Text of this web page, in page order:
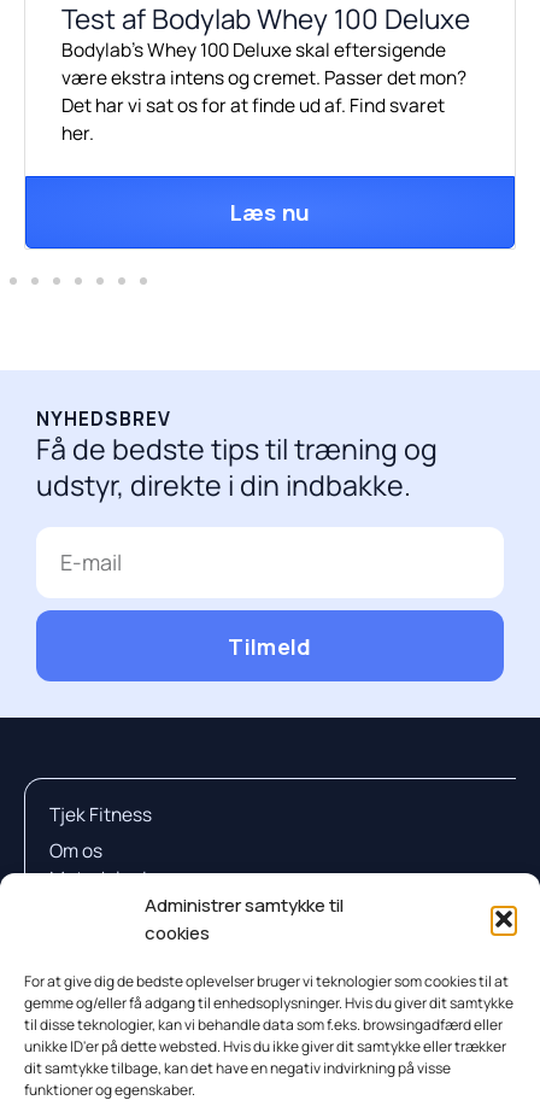
Administrer samtykke til
cookies
For at give dig de bedste oplevelser bruger vi teknologier som cookies til at
gemme og/eller få adgang til enhedsoplysninger. Hvis du giver dit samtykke
til disse teknologier, kan vi behandle data som f.eks. browsingadfærd eller
unikke ID'er på dette websted. Hvis du ikke giver dit samtykke eller trækker
dit samtykke tilbage, kan det have en negativ indvirkning på visse
funktioner og egenskaber.
Test af Bodylab Whey 100 Deluxe
Bodylab's Whey 100 Deluxe skal eftersigende
være ekstra intens og cremet. Passer det mon?
Det har vi sat os for at finde ud af. Find svaret
her.
Læs nu
NYHEDSBREV
Få de bedste tips til træning og
udstyr, direkte i din indbakke.
E-
mail
Tilmeld
Tjek Fitness
Om os
Metodologi
Sådan Tjener Vi Penge
Testresultateter
Proteinpulver
Proteinbar